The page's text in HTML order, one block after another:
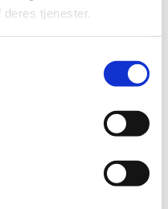
tjenester.
og erfaring, tilbyder vi